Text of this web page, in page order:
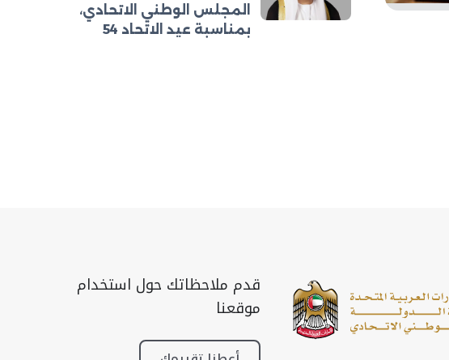
المجلس الوطني الاتحادي،
بمناسبة عيد الاتحاد 54
قدم ملاحظاتك حول استخدام
موقعنا